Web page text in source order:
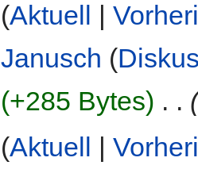
(Aktuell |
Janusch (
(+285 Bytes) . .
(Aktuell |